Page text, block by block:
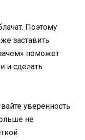
Поэтому
заставить
поможет
и сделать
уверенность
не